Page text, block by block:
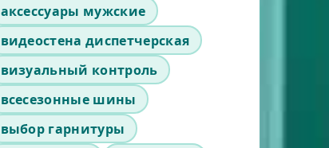
аксессуары мужские
видеостена диспетчерская
визуальный контроль
всесезонные шины
выбор гарнитуры